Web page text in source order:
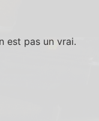
est pas un vrai.